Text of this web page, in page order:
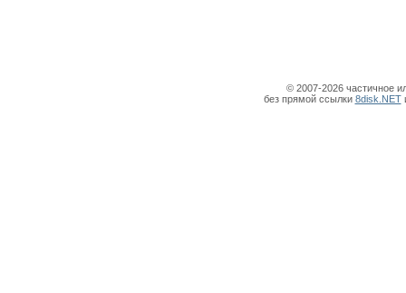
© 2007-2026 частичное
без прямой ссылки 8disk.NET